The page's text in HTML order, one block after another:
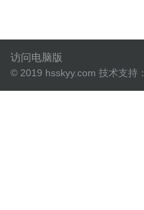
访问电脑版
© 2019 hsskyy.com 技术支持：